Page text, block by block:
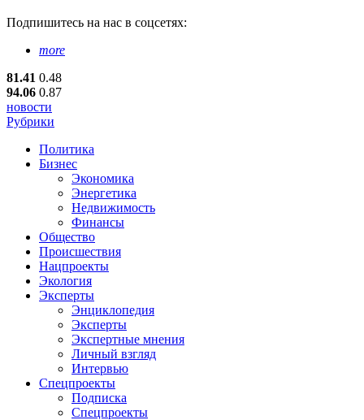
Подпишитесь на нас в соцсетях:
more
81.41 0.48
94.06 0.87
новости
Рубрики
Политика
Бизнес
Экономика
Энергетика
Недвижимость
Финансы
Общество
Происшествия
Нацпроекты
Экология
Эксперты
Энциклопедия
Эксперты
Экспертные мнения
Личный взгляд
Интервью
Спецпроекты
Подписка
Спецпроекты